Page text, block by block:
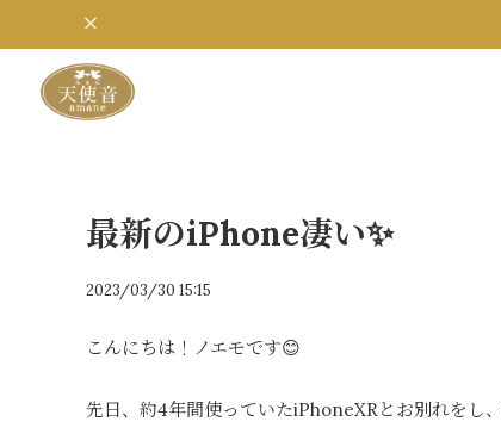
最新のiPhone凄い✨
2023/03/30 15:15
こんにちは！ノエモです😊
先日、約4年間使っていたiPhoneXRとお別れをし